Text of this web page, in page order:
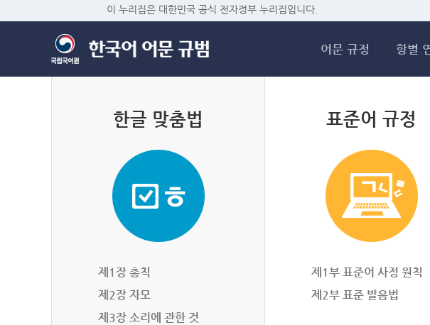
이 누리집은 대한민국 공식 전자정부 누리집입니다.
어문 규정 항별
한글 맞춤법
제1장 총칙
제2장 자모
제3장 소리에 관한 것
표준어 규정
제1부 표준어 사정 원칙
제2부 표준 발음법